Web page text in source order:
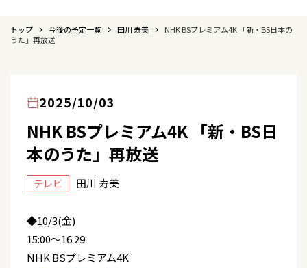
トップ 今後の予定一覧 田川 寿美
NHK BSプレミアム4K 「新・BS日本の
うた」再放送
2025/10/03
NHK BSプレミアム4K 「新・BS日
本のうた」再放送
テレビ 田川 寿美
◆10/3(金)
15:00～16:29
NHK BSプレミアム4K